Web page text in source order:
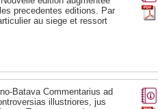
precedentes editions. Par
au siege et ressort
Batava Commentarius ad
illustriores, jus